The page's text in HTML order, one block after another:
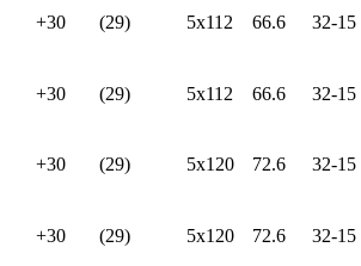
+30 (29) 5x112 66.6 32-15
+30 (29) 5x112 66.6 32-15
+30 (29) 5x120 72.6 32-15
+30 (29) 5x120 72.6 32-15